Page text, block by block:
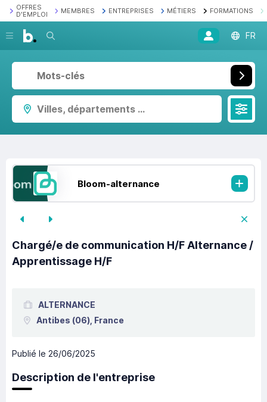
OFFRES
D'EMPLOI
MEMBRES ENTREPRISES MÉTIERS FORMATIONS
Recherche FR
Villes, départements ...
Bloom-alternance
Chargé/e de communication H/F Alternance /
Apprentissage H/F
ALTERNANCE
Antibes (06), France
Publié le 26/06/2025
Description de l'entreprise